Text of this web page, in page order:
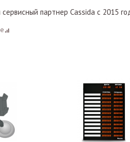
партнер Cassida c 2015